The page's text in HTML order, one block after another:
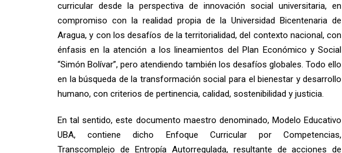
curricular desde la perspectiva de innovación social universitaria, en
compromiso con la realidad propia de la Universidad Bicentenaria de
Aragua, y con los desafíos de la territorialidad, del contexto nacional, con
énfasis en la atención a los lineamientos del Plan Económico y Social
“Simón Bolívar”, pero atendiendo también los desafíos globales. Todo ello
en la búsqueda de la transformación social para el bienestar y desarrollo
humano, con criterios de pertinencia, calidad, sostenibilidad y justicia.
En tal sentido, este documento maestro denominado, Modelo Educativo
UBA, contiene dicho Enfoque Curricular por Competencias,
Transcomplejo de Entropía Autorregulada, resultante de acciones de